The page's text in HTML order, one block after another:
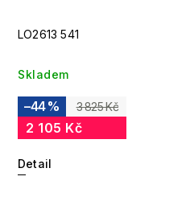
LO2613 541
Skladem
3 825 Kč
–44 %
2 105 Kč
Detail